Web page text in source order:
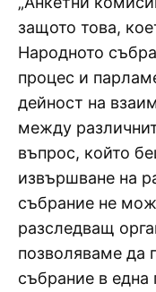
защото това,
Народното
процес и
дейност на
между
въпрос, който
извършване на
събрание не
разследващ
позволяваме да
събрание в една